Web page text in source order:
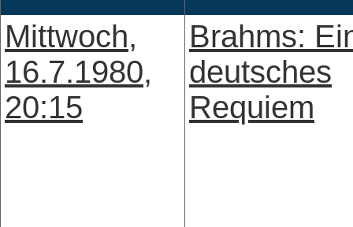
Mittwoch,
16.7.1980,
20:15
Brahms:
deutsches
Requiem